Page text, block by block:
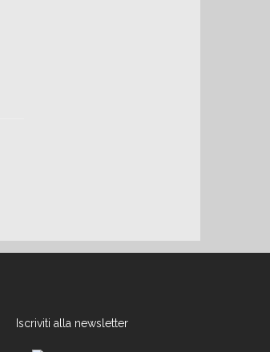
Iscriviti alla newsletter